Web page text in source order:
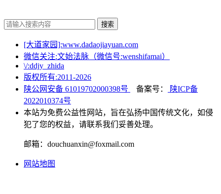
搜索
[大道家园]:www.dadaojiayuan.com
微信关注:文始法脉（微信号:wenshifamai）
\/:ddjy_zhida
版权所有:2011-2026
陕公网安备 61019702000398号
备案号：
陕ICP备
2022010374号
本站为免费公益性网站，旨在弘扬中国传统文化，如侵
犯了您的权益，请联系我们妥善处理。
邮箱：douchuanxin@foxmail.com
网站地图